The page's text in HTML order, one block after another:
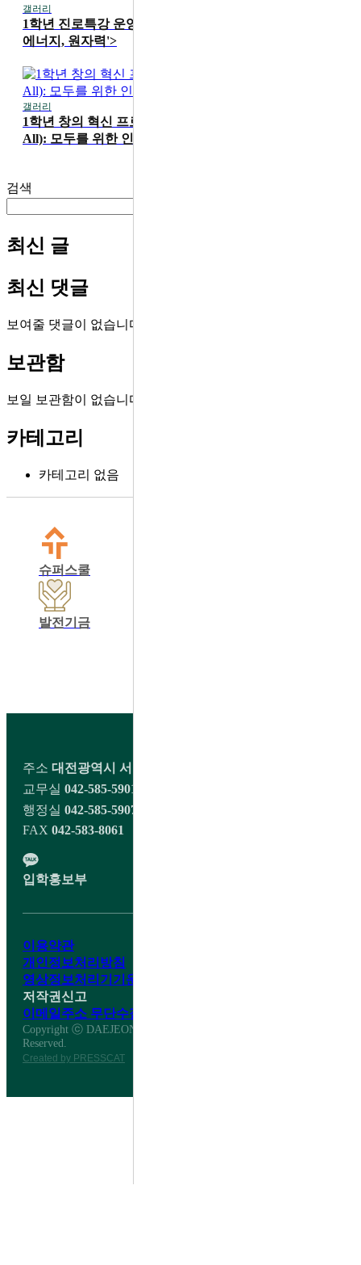
갤러리
1학년 진로특강 운영 <카이스트 성지현 교수 'AI 시대의
에너지, 원자력'>
갤러리
1학년 창의 혁신 프로그램 'HS4A(Human Security for
All): 모두를 위한 인간 안보' 메이커 워크숍
검색
최신 글
최신 댓글
보여줄 댓글이 없습니다.
보관함
보일 보관함이 없습니다.
카테고리
카테고리 없음
슈퍼스쿨
발전기금
주소 대전광역시 서구 오량1길 98 대전대신고등학교
교무실 042-585-5901~2
행정실 042-585-5907
FAX 042-583-8061
입학홍보부
이용약관
개인정보처리방침
영상정보처리기기운영·관리방침
저작권신고
이메일주소 무단수집거부
Copyright ⓒ DAEJEON DAESHIN HIGH SCHOOL All Right
Reserved.
Created by PRESSCAT